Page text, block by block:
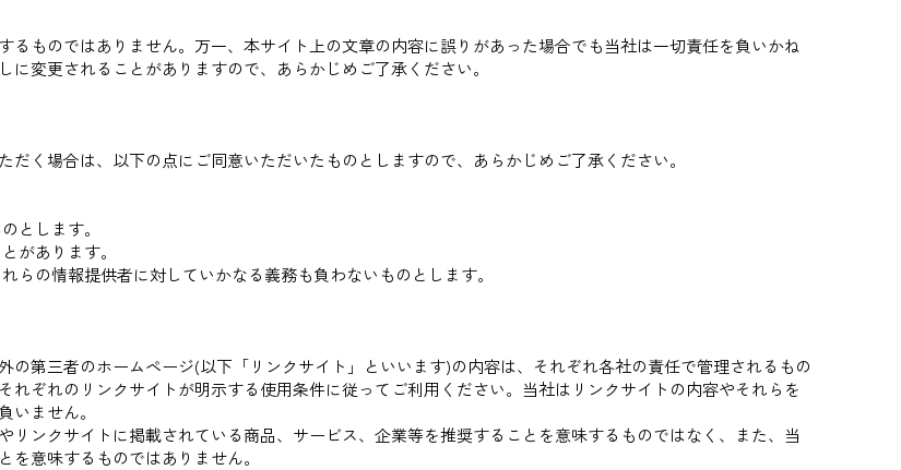
ものではありません。万一、本サイト上の文章の内容に誤りがあった場合でも当社は一切責任を負いかね
変更されることがありますので、あらかじめご了承ください。
く場合は、以下の点にご同意いただいたものとしますので、あらかじめご了承ください。
とします。
があります。
らの情報提供者に対していかなる義務も負わないものとします。
第三者のホームページ(以下「リンクサイト」といいます)の内容は、それぞれ各社の責任で管理されるもの
ぞれのリンクサイトが明示する使用条件に従ってご利用ください。当社はリンクサイトの内容やそれらを
ません。
ンクサイトに掲載されている商品、サービス、企業等を推奨することを意味するものではなく、また、当
意味するものではありません。